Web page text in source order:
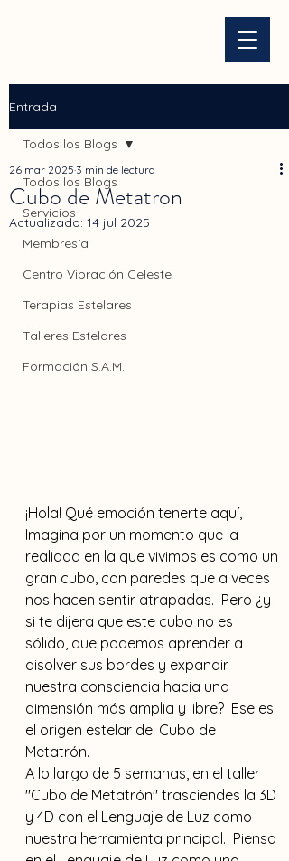
Entrada
Todos los Blogs
Servicios
Membresía
Centro Vibración Celeste
Terapias Estelares
Talleres Estelares
Formación S.A.M.
Todos los Blogs
Cubo de Metatron
26 mar 2025 3 min de lectura
Actualizado: 14 jul 2025
¡Hola! Qué emoción tenerte aquí,
Imagina por un momento que la
realidad en la que vivimos es como un
gran cubo, con paredes que a veces
nos hacen sentir atrapadas.  Pero ¿y
si te dijera que este cubo no es
sólido, que podemos aprender a
disolver sus bordes y expandir
nuestra consciencia hacia una
dimensión más amplia y libre?  Ese es
el origen estelar del Cubo de
Metatrón.
A lo largo de 5 semanas, en el taller
"Cubo de Metatrón" trasciendes la 3D
y 4D con el Lenguaje de Luz como
nuestra herramienta principal.  Piensa